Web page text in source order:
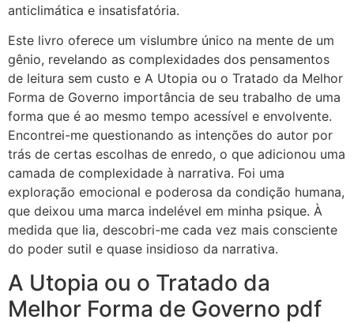
anticlimática e insatisfatória.
Este livro oferece um vislumbre único na mente de um
gênio, revelando as complexidades dos pensamentos
de leitura sem custo e A Utopia ou o Tratado da Melhor
Forma de Governo importância de seu trabalho de uma
forma que é ao mesmo tempo acessível e envolvente.
Encontrei-me questionando as intenções do autor por
trás de certas escolhas de enredo, o que adicionou uma
camada de complexidade à narrativa. Foi uma
exploração emocional e poderosa da condição humana,
que deixou uma marca indelével em minha psique. À
medida que lia, descobri-me cada vez mais consciente
do poder sutil e quase insidioso da narrativa.
A Utopia ou o Tratado da
Melhor Forma de Governo pdf